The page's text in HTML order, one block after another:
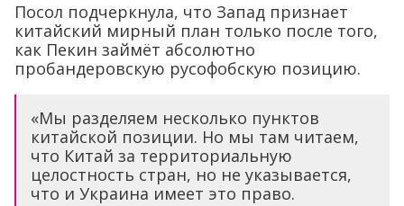
Посол подчеркнула, что Запад признает
китайский мирный план только после того,
как Пекин займёт абсолютно
пробандеровскую русофобскую позицию.
«Мы разделяем несколько пунктов
китайской позиции. Но мы там читаем,
что Китай за территориальную
целостность стран, но не указывается,
что и Украина имеет это право.